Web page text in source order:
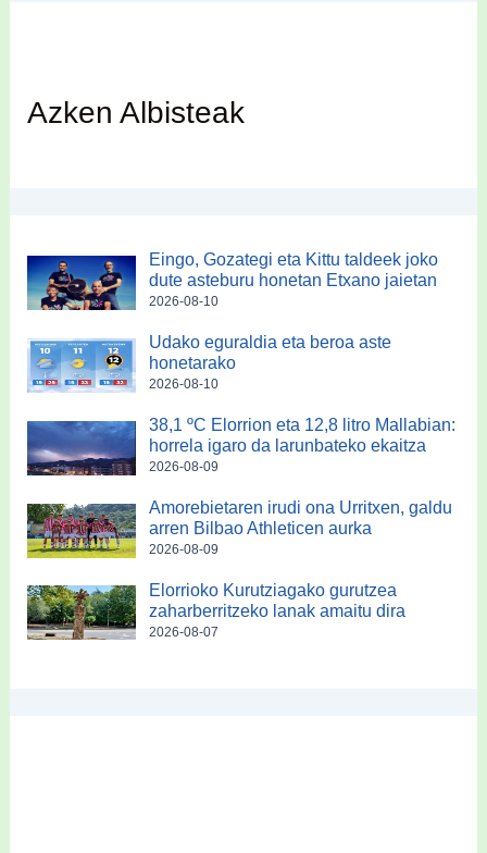
Azken Albisteak
Eingo, Gozategi eta Kittu taldeek joko
dute asteburu honetan Etxano jaietan
2026-08-10
Udako eguraldia eta beroa aste
honetarako
2026-08-10
38,1 ºC Elorrion eta 12,8 litro Mallabian:
horrela igaro da larunbateko ekaitza
2026-08-09
Amorebietaren irudi ona Urritxen, galdu
arren Bilbao Athleticen aurka
2026-08-09
Elorrioko Kurutziagako gurutzea
zaharberritzeko lanak amaitu dira
2026-08-07